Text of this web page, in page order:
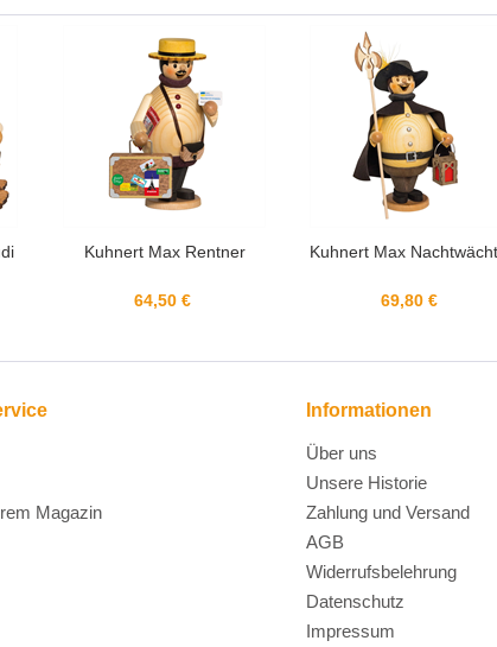
Kuhnert Max Nachtwächter
69,80 €
Kuhnert Rauchschnecke
59,75 €
Magazin
Informationen
Über uns
Unsere Historie
Zahlung und Versand
AGB
Widerrufsbelehrung
Datenschutz
Impressum